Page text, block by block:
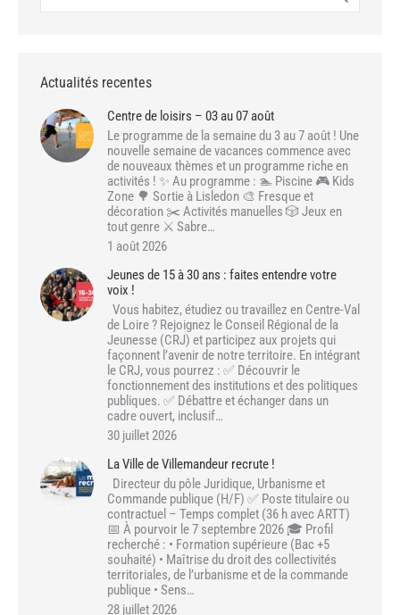
Actualités recentes
Centre de loisirs – 03 au 07 août
Le programme de la semaine du 3 au 7 août ! Une
nouvelle semaine de vacances commence avec
de nouveaux thèmes et un programme riche en
activités ! ✨ Au programme : 🏊 Piscine 🎮 Kids
Zone 🌳 Sortie à Lisledon 🎨 Fresque et
décoration ✂️ Activités manuelles 🎲 Jeux en
tout genre ⚔️ Sabre…
1 août 2026
Jeunes de 15 à 30 ans : faites entendre votre
voix !
Vous habitez, étudiez ou travaillez en Centre-Val
de Loire ? Rejoignez le Conseil Régional de la
Jeunesse (CRJ) et participez aux projets qui
façonnent l’avenir de notre territoire. En intégrant
le CRJ, vous pourrez : ✅ Découvrir le
fonctionnement des institutions et des politiques
publiques. ✅ Débattre et échanger dans un
cadre ouvert, inclusif…
30 juillet 2026
La Ville de Villemandeur recrute !
Directeur du pôle Juridique, Urbanisme et
Commande publique (H/F) ✅ Poste titulaire ou
contractuel – Temps complet (36 h avec ARTT)
📅 À pourvoir le 7 septembre 2026 🎓 Profil
recherché : • Formation supérieure (Bac +5
souhaité) • Maîtrise du droit des collectivités
territoriales, de l’urbanisme et de la commande
publique • Sens…
28 juillet 2026